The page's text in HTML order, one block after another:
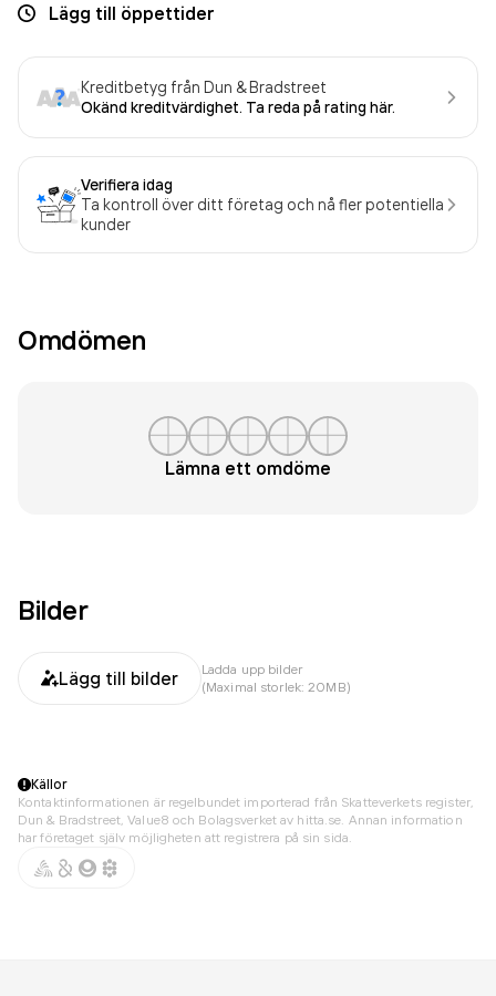
Lägg till öppettider
Kreditbetyg från Dun & Bradstreet
Okänd kreditvärdighet. Ta reda på rating här.
Verifiera idag
Ta kontroll över ditt företag och nå fler potentiella
kunder
Omdömen
Lämna ett omdöme
Bilder
Lägg till bilder
Ladda upp bilder
(Maximal storlek: 20MB)
Källor
Kontaktinformationen är regelbundet importerad från Skatteverkets register,
Dun & Bradstreet, Value8 och Bolagsverket av hitta.se. Annan information
har företaget själv möjligheten att registrera på sin sida.